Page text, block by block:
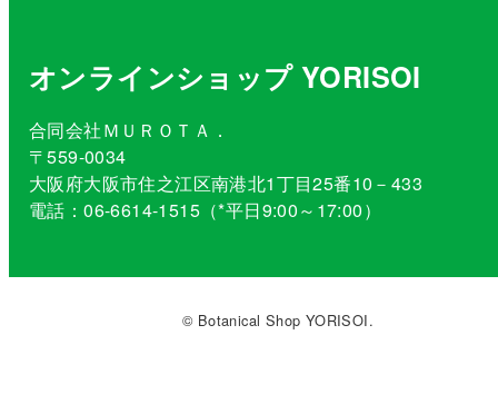
オンラインショップ YORISOI
合同会社ＭＵＲＯＴＡ．
〒559-0034
大阪府大阪市住之江区南港北1丁目25番10－433
電話：06-6614-1515（*平日9:00～17:00）
© Botanical Shop YORISOI.